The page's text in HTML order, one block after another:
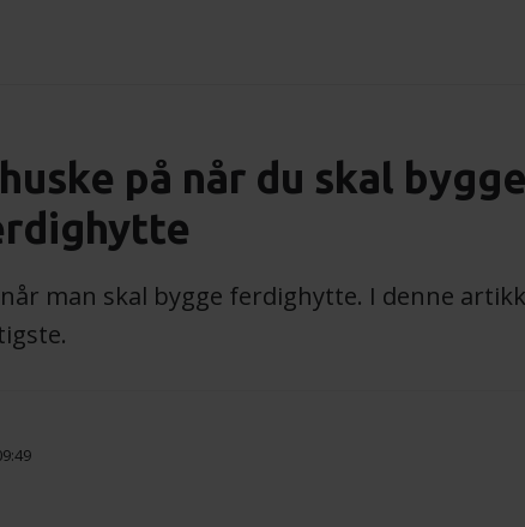
på når du skal bygge
man skal bygge ferdighytte. I denne